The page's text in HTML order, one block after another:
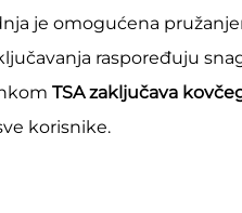
je omogućena
raspoređuju
TSA zaključava
korisnike.